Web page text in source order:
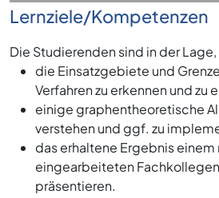
Lernziele/Kompetenzen
Die Studierenden sind in der Lage,
die Einsatzgebiete und
Verfahren zu erkennen und zu
einige graphentheoretische
verstehen und ggf. zu
das erhaltene Ergebnis einem
eingearbeiteten Fachkollegen
präsentieren.